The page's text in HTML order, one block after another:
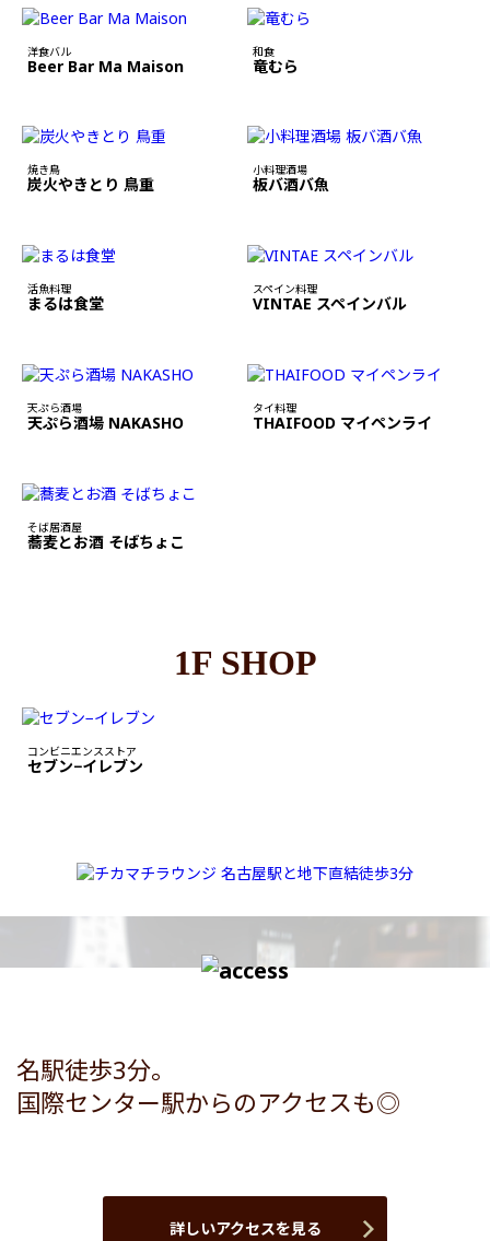
洋食バル
Beer Bar Ma Maison
和食
竜むら
焼き鳥
炭火やきとり 鳥重
小料理酒場
板バ酒バ魚
活魚料理
まるは食堂
スペイン料理
VINTAE スペインバル
天ぷら酒場
天ぷら酒場 NAKASHO
タイ料理
THAIFOOD マイペンライ
そば居酒屋
蕎麦とお酒 そばちょこ
1F SHOP
コンビニエンスストア
セブン−イレブン
名駅徒歩3分。
国際センター駅からのアクセスも◎
詳しいアクセスを見る